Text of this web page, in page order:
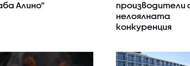
Алино“
производители
нелоялната
конкуренция